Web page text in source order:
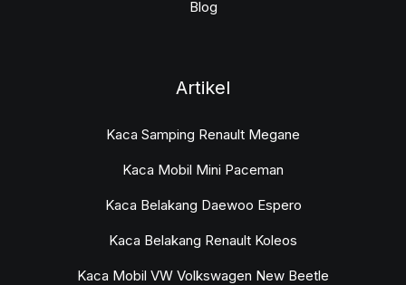
Blog
Artikel
Kaca Samping Renault Megane
Kaca Mobil Mini Paceman
Kaca Belakang Daewoo Espero
Kaca Belakang Renault Koleos
Kaca Mobil VW Volkswagen New Beetle